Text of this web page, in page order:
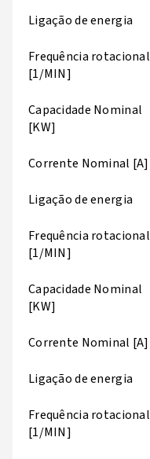
Ligação de energia
Frequência rotacional
[1/MIN]
Capacidade Nominal
[KW]
Corrente Nominal [A]
Ligação de energia
Frequência rotacional
[1/MIN]
Capacidade Nominal
[KW]
Corrente Nominal [A]
Ligação de energia
Frequência rotacional
[1/MIN]